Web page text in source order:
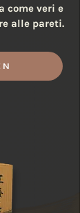
come veri e
alle pareti.